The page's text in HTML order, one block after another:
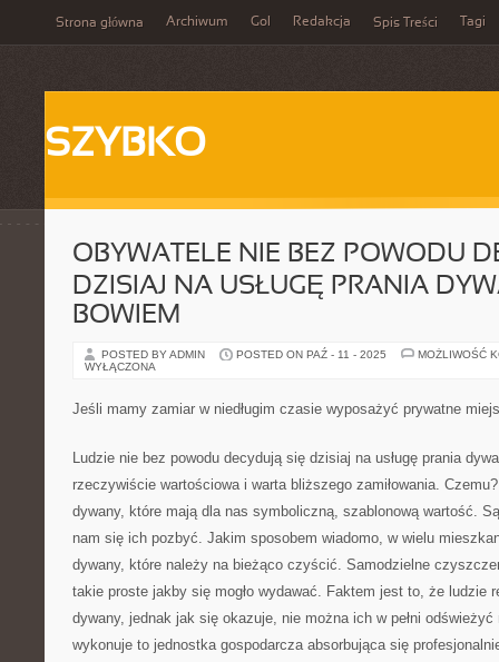
Strona główna Archiwum Gol Redakcja Spis Treści Tagi
SZYBKO
OBYWATELE NIE BEZ POWODU
DZISIAJ NA USŁUGĘ PRANIA
BOWIEM
POSTED BY ADMIN POSTED ON PAŹ - 11 - 2025
MOŻLIWOŚĆ
WYŁĄCZONA
Jeśli mamy zamiar w niedługim czasie wyposażyć prywatne
Ludzie nie bez powodu decydują się dzisiaj na usługę prania
rzeczywiście wartościowa i warta bliższego zamiłowania.
dywany, które mają dla nas symboliczną, szablonową wartość.
nam się ich pozbyć. Jakim sposobem wiadomo, w wielu
dywany, które należy na bieżąco czyścić. Samodzielne
takie proste jakby się mogło wydawać. Faktem jest to, że ludzie
dywany, jednak jak się okazuje, nie można ich w pełni odświeżyć
wykonuje to jednostka gospodarcza absorbująca się